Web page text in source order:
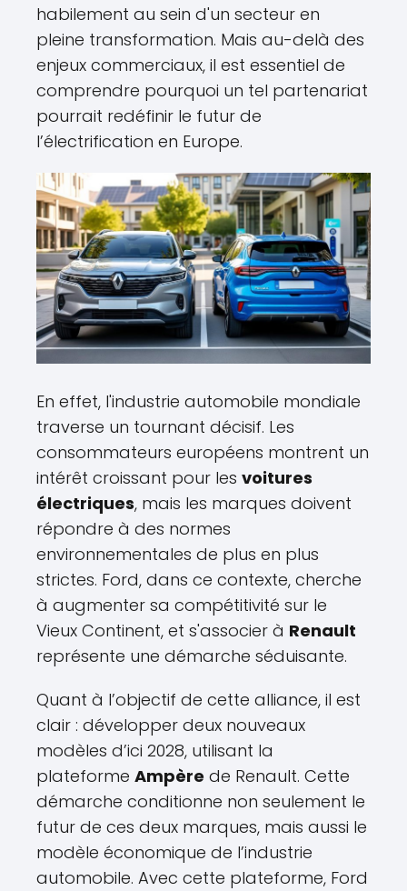
habilement au sein d'un secteur en
pleine transformation. Mais au-delà des
enjeux commerciaux, il est essentiel de
comprendre pourquoi un tel partenariat
pourrait redéfinir le futur de
l’électrification en Europe.
En effet, l'industrie automobile mondiale
traverse un tournant décisif. Les
consommateurs européens montrent un
intérêt croissant pour les voitures
électriques, mais les marques doivent
répondre à des normes
environnementales de plus en plus
strictes. Ford, dans ce contexte, cherche
à augmenter sa compétitivité sur le
Vieux Continent, et s'associer à Renault
représente une démarche séduisante.
Quant à l’objectif de cette alliance, il est
clair : développer deux nouveaux
modèles d’ici 2028, utilisant la
plateforme Ampère de Renault. Cette
démarche conditionne non seulement le
futur de ces deux marques, mais aussi le
modèle économique de l’industrie
automobile. Avec cette plateforme, Ford